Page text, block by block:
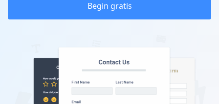
Begin gratis